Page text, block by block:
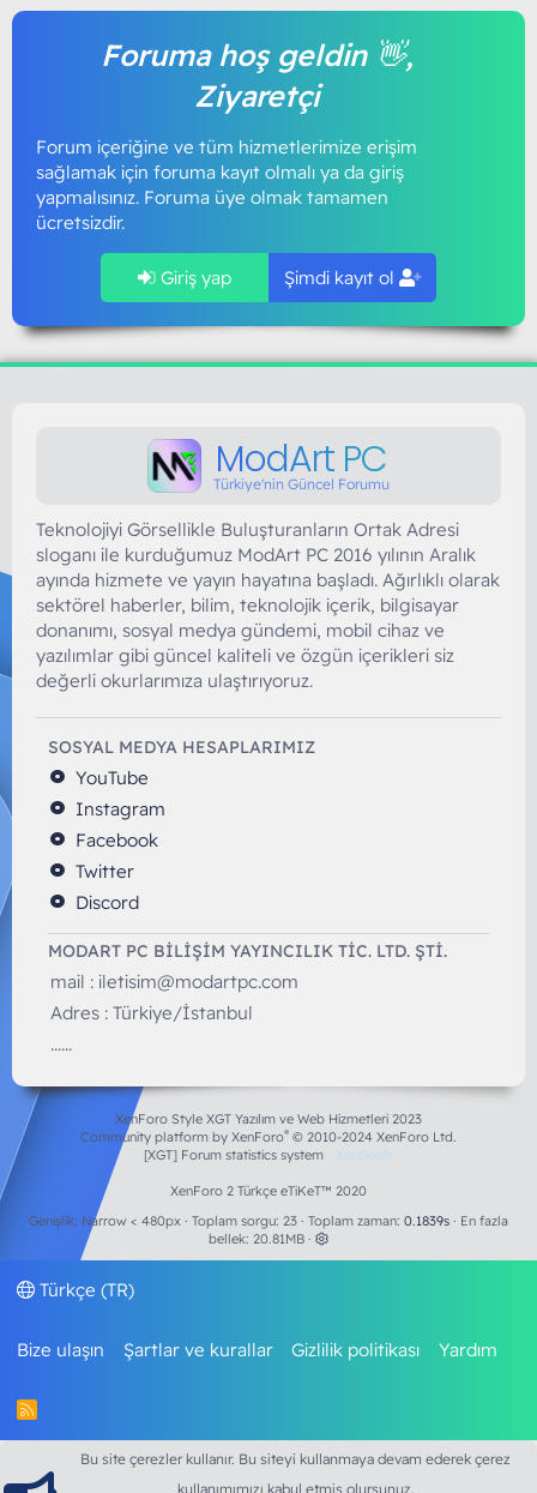
Foruma hoş geldin 👋,
Ziyaretçi
Forum içeriğine ve tüm hizmetlerimize erişim
sağlamak için foruma kayıt olmalı ya da giriş
yapmalısınız. Foruma üye olmak tamamen
ücretsizdir.
Giriş yap Şimdi kayıt ol
ModArt PC
Türkiye'nin Güncel Forumu
Teknolojiyi Görsellikle Buluşturanların Ortak Adresi
sloganı ile kurduğumuz ModArt PC 2016 yılının Aralık
ayında hizmete ve yayın hayatına başladı. Ağırlıklı olarak
sektörel haberler, bilim, teknolojik içerik, bilgisayar
donanımı, sosyal medya gündemi, mobil cihaz ve
yazılımlar gibi güncel kaliteli ve özgün içerikleri siz
değerli okurlarımıza ulaştırıyoruz.
SOSYAL MEDYA HESAPLARIMIZ
YouTube
Instagram
Facebook
Twitter
Discord
MODART PC BILIŞIM YAYINCILIK TİC. LTD. ŞTİ.
mail : iletisim@modartpc.com
Adres : Türkiye/İstanbul
......
XenForo Style XGT Yazılım ve Web Hizmetleri 2023
Community platform by XenForo® © 2010-2024 XenForo Ltd.
[XGT] Forum statistics system
- XenGenTr
XenForo 2 Türkçe eTiKeT™ 2020
Genişlik
Toplam sorgu 23 Toplam zaman 0.1839s
En fazla
bellek 20.81MB
Türkçe (TR)
Bize ulaşın Şartlar ve kurallar Gizlilik politikası Yardım
R
Bu site çerezler kullanır. Bu siteyi kullanmaya devam ederek çerez
kullanımımızı kabul etmiş olursunuz.